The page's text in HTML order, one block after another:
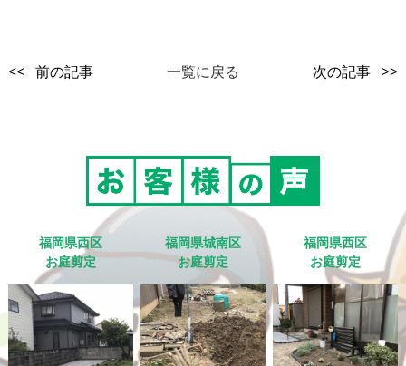
<< 前の記事 一覧に戻る 次の記事 >>
福岡県西区
お庭剪定
福岡県城南区
お庭剪定
福岡県西区
お庭剪定